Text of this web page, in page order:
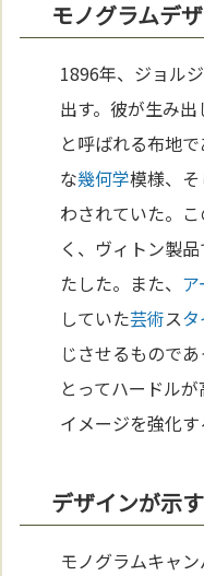
モノグラムデ
1896年、ジョル
出す。彼が生み
と呼ばれる布地
な幾何学模様、
わされていた。こ
く、ヴィトン製
たした。また、
していた芸術スタ
じさせるもので
とってハードル
イメージを強化す
デザインが示
モノグラムキャ